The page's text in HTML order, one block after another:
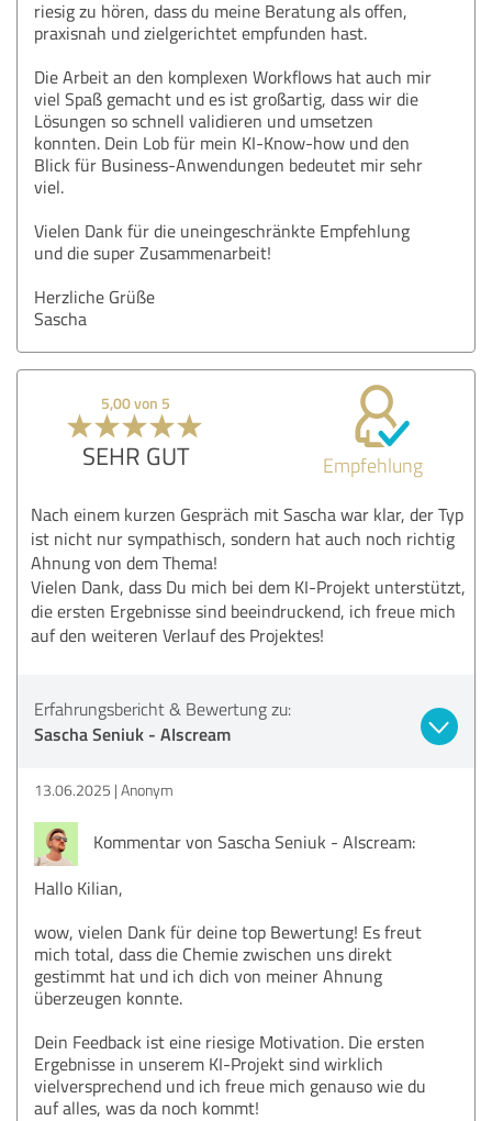
riesig zu hören, dass du meine Beratung als offen,
praxisnah und zielgerichtet empfunden hast.
Die Arbeit an den komplexen Workflows hat auch mir
viel Spaß gemacht und es ist großartig, dass wir die
Lösungen so schnell validieren und umsetzen
konnten. Dein Lob für mein KI-Know-how und den
Blick für Business-Anwendungen bedeutet mir sehr
viel.
Vielen Dank für die uneingeschränkte Empfehlung
und die super Zusammenarbeit!
Herzliche Grüße
Sascha
5,00 von 5
SEHR GUT Empfehlung
Nach einem kurzen Gespräch mit Sascha war klar, der Typ
ist nicht nur sympathisch, sondern hat auch noch richtig
Ahnung von dem Thema!
Vielen Dank, dass Du mich bei dem KI-Projekt unterstützt,
die ersten Ergebnisse sind beeindruckend, ich freue mich
auf den weiteren Verlauf des Projektes!
Erfahrungsbericht & Bewertung zu:
Sascha Seniuk - AIscream
13.06.2025 Anonym
Kommentar von Sascha Seniuk - AIscream:
Hallo Kilian,
wow, vielen Dank für deine top Bewertung! Es freut
mich total, dass die Chemie zwischen uns direkt
gestimmt hat und ich dich von meiner Ahnung
überzeugen konnte.
Dein Feedback ist eine riesige Motivation. Die ersten
Ergebnisse in unserem KI-Projekt sind wirklich
vielversprechend und ich freue mich genauso wie du
auf alles, was da noch kommt!